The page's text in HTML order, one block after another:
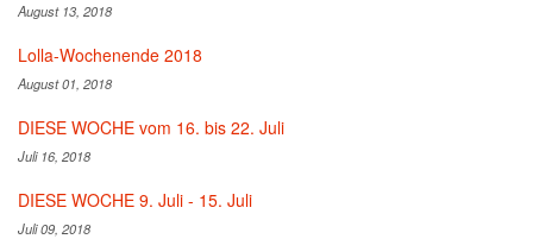
August 13, 2018
Lolla-Wochenende 2018
August 01, 2018
DIESE WOCHE vom 16. bis 22. Juli
Juli 16, 2018
DIESE WOCHE 9. Juli - 15. Juli
Juli 09, 2018